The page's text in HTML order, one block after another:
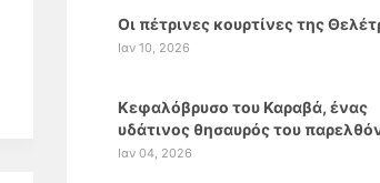
Οι πέτρινες κουρτίνες της
Ιαν 10, 2026
Κεφαλόβρυσο του Καραβά, ένας
υδάτινος θησαυρός του
Ιαν 04, 2026